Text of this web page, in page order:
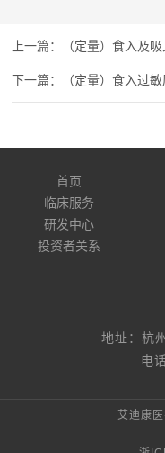
（定量）食入及
（定量）食入过
首页
临床服务
研发中心
投资者关系
地址：杭
电
艾迪康